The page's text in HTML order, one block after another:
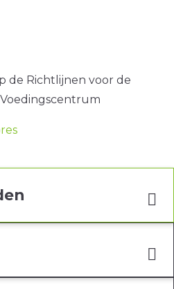
de Richtlijnen voor de